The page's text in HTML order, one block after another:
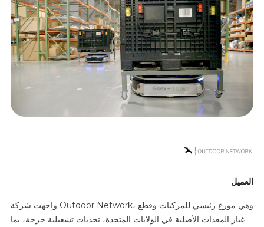
العميل
واجهت شركة Outdoor Network، وهي موزع رئيسي للمركبات وقطع
غيار المعدات الأصلية في الولايات المتحدة، تحديات تشغيلية حرجة، بما